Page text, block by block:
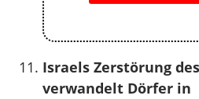
Israels Zerstörung
verwandelt Dörfer in